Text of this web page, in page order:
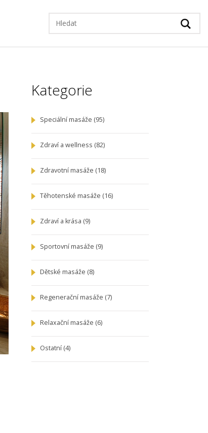
Kategorie
Speciální masáže (95)
Zdraví a wellness (82)
Zdravotní masáže (18)
Těhotenské masáže (16)
Zdraví a krása (9)
Sportovní masáže (9)
Dětské masáže (8)
Regenerační masáže (7)
Relaxační masáže (6)
Ostatní (4)